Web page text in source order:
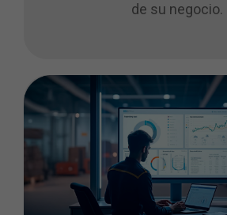
de su negocio.